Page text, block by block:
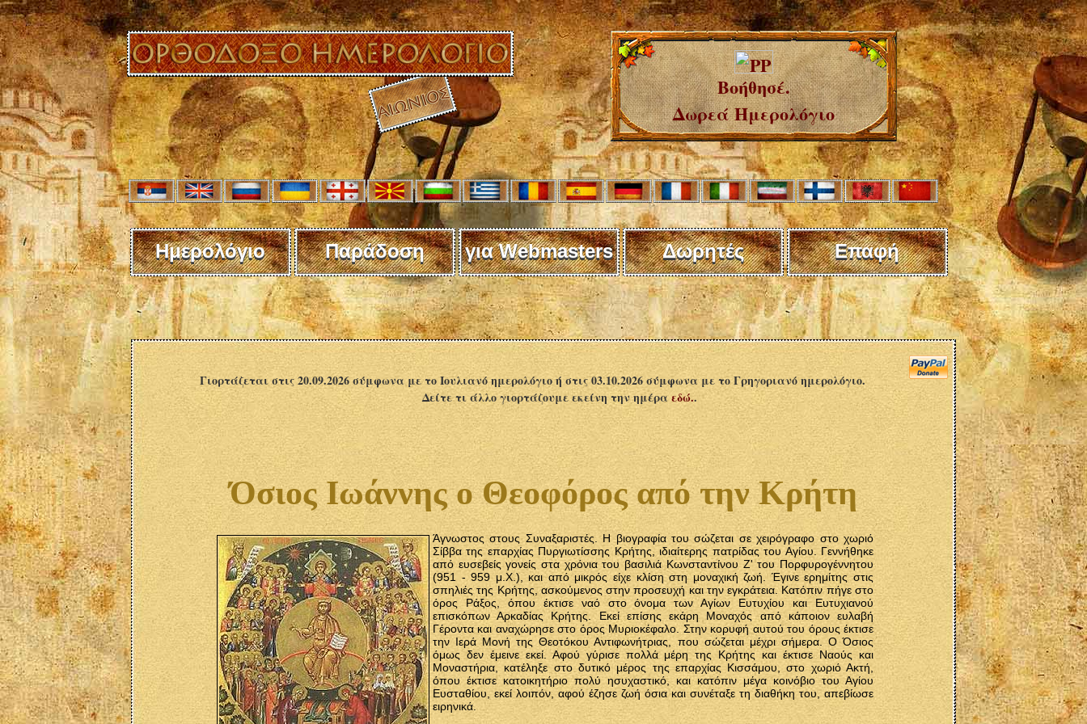
Βοήθησέ.
Δωρεά Ημερολόγιο
Ημερολόγιο Παράδοση για Webmasters Δωρητές Επαφή
Γιορτάζεται στις 20.09.2026 σύμφωνα με το Ιουλιανό ημερολόγιο ή στις 03.10.2026 σύμφωνα με το Γρηγοριανό ημερολόγιο.
Δείτε τι άλλο γιορτάζουμε εκείνη την ημέραεδώ..
Όσιος Ιωάννης ο Θεοφόρος από την Κρήτη
Άγνωστος στους Συναξαριστές. Η βιογραφία του σώζεται σε χειρόγραφο στο χωριό
Σίββα της επαρχίας Πυργιωτίσσης Κρήτης, ιδιαίτερης πατρίδας του Αγίου. Γεννήθηκε
από ευσεβείς γονείς στα χρόνια του βασιλιά Κωνσταντίνου Ζ' του Πορφυρογέννητου
(951 - 959 μ.Χ.), και από μικρός είχε κλίση στη μοναχική ζωή. Έγινε ερημίτης στις
σπηλιές της Κρήτης, ασκούμενος στην προσευχή και την εγκράτεια. Κατόπιν πήγε στο
όρος Ράξος, όπου έκτισε ναό στο όνομα των Αγίων Ευτυχίου και Ευτυχιανού
επισκόπων Αρκαδίας Κρήτης. Εκεί επίσης εκάρη Μοναχός από κάποιον ευλαβή
Γέροντα και αναχώρησε στο όρος Μυριοκέφαλο. Στην κορυφή αυτού του όρους έκτισε
την Ιερά Μονή της Θεοτόκου Αντιφωνήτριας, που σώζεται μέχρι σήμερα. Ο Όσιος
όμως δεν έμεινε εκεί. Αφού γύρισε πολλά μέρη της Κρήτης και έκτισε Ναούς και
Μοναστήρια, κατέληξε στο δυτικό μέρος της επαρχίας Κισσάμου, στο χωριό Ακτή,
όπου έκτισε κατοικητήριο πολύ ησυχαστικό, και κατόπιν μέγα κοινόβιο του Αγίου
Ευσταθίου, εκεί λοιπόν, αφού έζησε ζωή όσια και συνέταξε τη διαθήκη του, απεβίωσε
ειρηνικά.